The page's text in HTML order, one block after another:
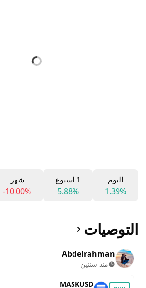
اليوم
1.39%
1 اسبوع
5.88%
شهر
-10.00%
التوصيات
Abdelrahman
منذ سنتين
MASKUSD